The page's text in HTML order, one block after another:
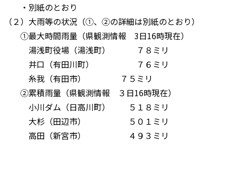
・別紙のとおり
（２）大雨等の状況（①、②の詳細は別紙のとおり）
①最大時間雨量（県観測情報 3日16時現在）
湯浅町役場（湯浅町） ７８ミリ
井口（有田川町） ７６ミリ
糸我（有田市） ７５ミリ
②累積雨量（県観測情報 ３日16時現在）
小川ダム（日高川町） ５１８ミリ
大杉（田辺市） ５０１ミリ
高田（新宮市） ４９３ミリ